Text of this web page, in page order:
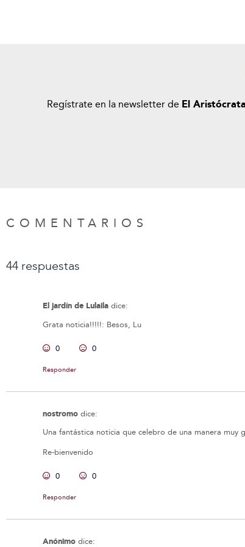
Regístrate en la newsletter de El Aristócrata
COMENTARIOS
44 respuestas
El jardín de Lulaila dice:
Grata noticia!!!!!: Besos, Lu
0 0
Responder
nostromo dice:
Una fantástica noticia que celebro de una manera muy
Re-bienvenido
0 0
Responder
Anónimo dice: